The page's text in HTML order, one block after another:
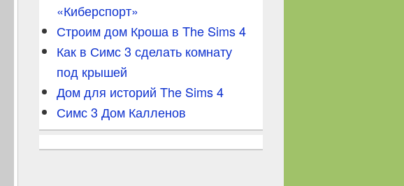
«Киберспорт»
Строим дом Кроша в The Sims 4
Как в Симс 3 сделать комнату
под крышей
Дом для историй The Sims 4
Симс 3 Дом Калленов